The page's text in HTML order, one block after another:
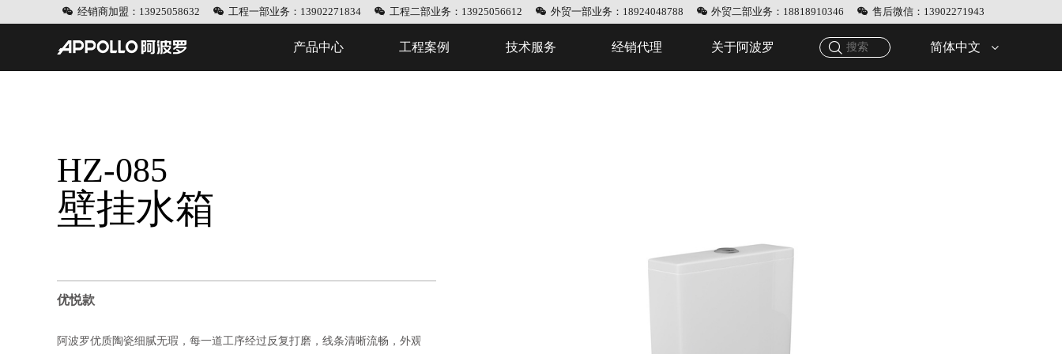
经销商加盟：13925058632 工程一部业务：13902271834 工程二部业务：13925056612 外贸一部业务：18924048788 外贸二部业务：18818910346 售后微信：13902271943
产品中心 工程案例 技术服务 经销代理 关于阿波罗 简体中文
HZ-085
壁挂水箱
优悦款
阿波罗优质陶瓷细腻无瑕，每一道工序经过反复打磨，线条清晰流畅，外观圆